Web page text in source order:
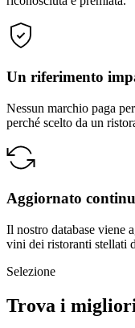
Un riferimento
Nessun marchio paga
perché scelto da un
Aggiornato
Il nostro database viene
vini dei ristoranti stellati
Selezione
Trova i